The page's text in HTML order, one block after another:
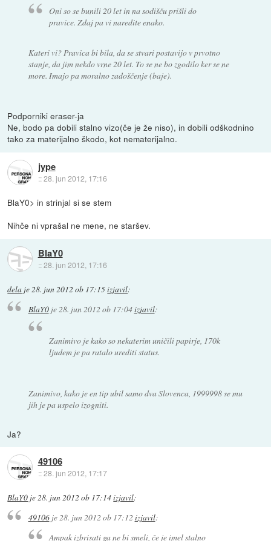
Oni so se bunili 20 let in na sodišču prišli do
pravice. Zdaj pa vi naredite enako.
Kateri vi? Pravica bi bila, da se stvari postavijo v prvotno
stanje, da jim nekdo vrne 20 let. To se ne bo zgodilo ker se ne
more. Imajo pa moralno zadoščenje (baje).
Podporniki eraser-ja
Ne, bodo pa dobili stalno vizo(če je že niso), in dobili odškodnino
tako za materijalno škodo, kot nematerijalno.
jype
::28. jun 2012, 17:16
BlaY0> in strinjal si se stem
Nihče ni vprašal ne mene, ne staršev.
BlaY0
::28. jun 2012, 17:16
dela je 28. jun 2012 ob 17:15izjavil:
BlaY0je28. jun 2012 ob 17:04izjavil:
Zanimivo je kako so nekaterim uničili papirje, 170k
ljudem je pa ratalo urediti status.
Zanimivo, kako je en tip ubil samo dva Slovenca, 1999998 se mu
jih je pa uspelo izogniti.
Ja?
49106
::28. jun 2012, 17:17
BlaY0 je28. jun 2012 ob 17:14izjavil:
49106je28. jun 2012 ob 17:12 izjavil:
Ampak izbrisati ga ne bi smeli, če je imel stalno